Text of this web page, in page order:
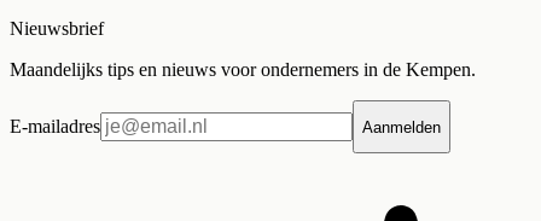
Nieuwsbrief
Maandelijks tips en nieuws voor ondernemers in de Kempen.
E-mailadres Aanmelden